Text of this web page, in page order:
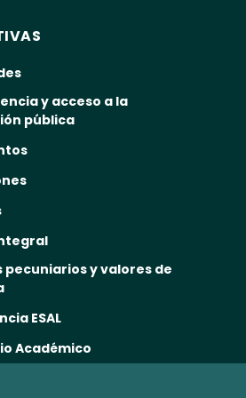
y acceso a la
pública
pecuniarios y valores de
ESAL
Académico